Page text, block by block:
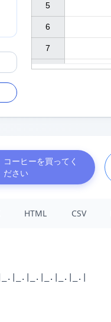
5
6
7
コーヒーを買ってく
ださい
HTML CSV